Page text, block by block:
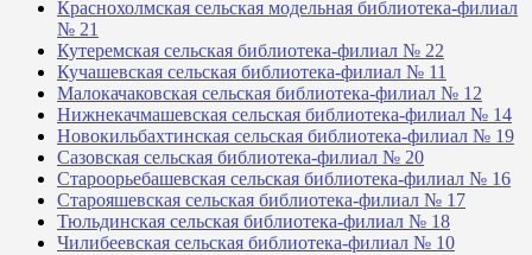
Краснохолмская сельская модельная библиотека-филиал
№ 21
Кутеремская сельская библиотека-филиал № 22
Кучашевская сельская библиотека-филиал № 11
Малокачаковская сельская библиотека-филиал № 12
Нижнекачмашевская сельская библиотека-филиал № 14
Новокильбахтинская сельская библиотека-филиал № 19
Сазовская сельская библиотека-филиал № 20
Староорьебашевская сельская библиотека-филиал № 16
Старояшевская сельская библиотека-филиал № 17
Тюльдинская сельская библиотека-филиал № 18
Чилибеевская сельская библиотека-филиал № 10